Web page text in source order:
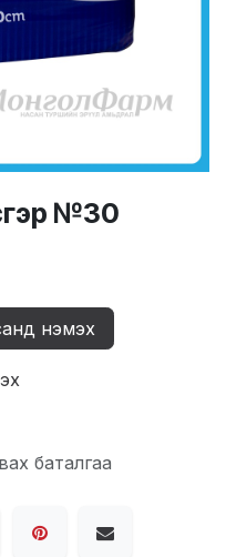
№30
нэмэх
баталгаа